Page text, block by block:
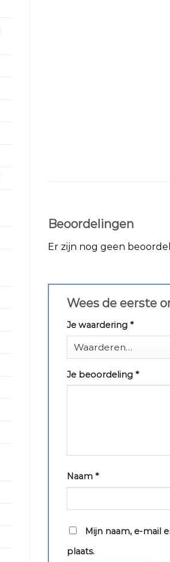
Beoordelingen
Er zijn nog geen
Wees de eerste
Je waardering *
Je beoordeling *
Naam *
Mijn naam, e-mail
plaats.